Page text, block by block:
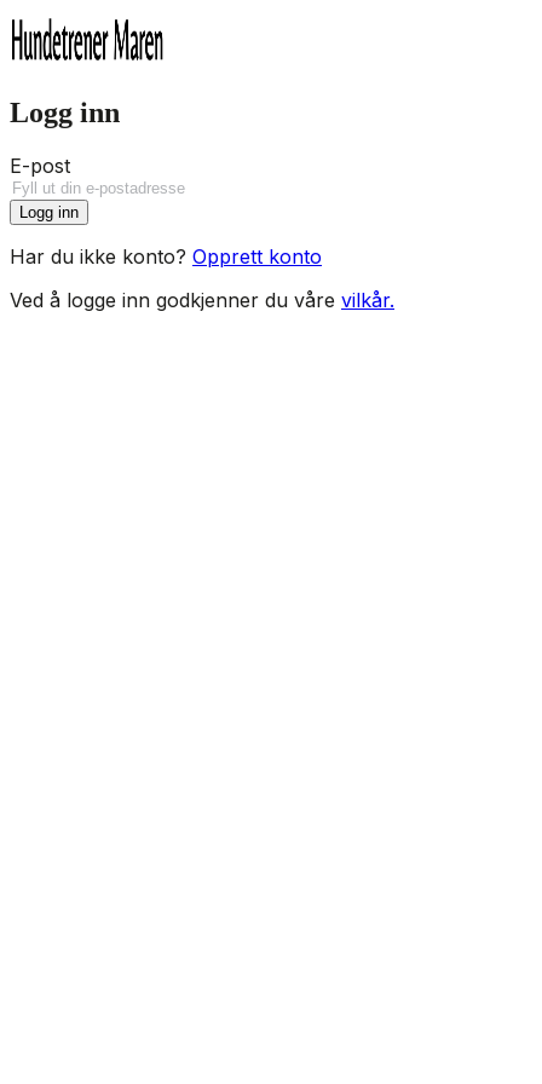
Logg inn
E-post
Logg inn
Har du ikke konto? Opprett konto
Ved å logge inn godkjenner du våre vilkår.